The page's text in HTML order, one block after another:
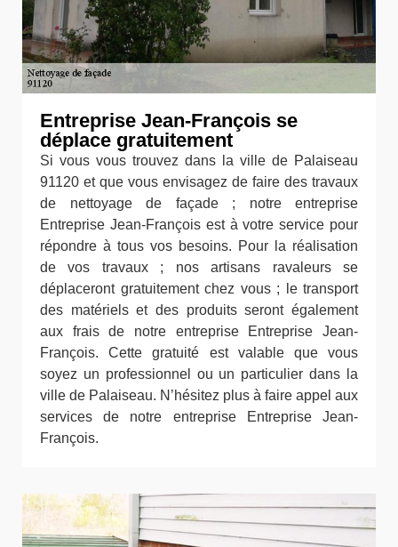
Entreprise Jean-François se
déplace gratuitement
Si vous vous trouvez dans la ville de Palaiseau
91120 et que vous envisagez de faire des travaux
de nettoyage de façade ; notre entreprise
Entreprise Jean-François est à votre service pour
répondre à tous vos besoins. Pour la réalisation
de vos travaux ; nos artisans ravaleurs se
déplaceront gratuitement chez vous ; le transport
des matériels et des produits seront également
aux frais de notre entreprise Entreprise Jean-
François. Cette gratuité est valable que vous
soyez un professionnel ou un particulier dans la
ville de Palaiseau. N’hésitez plus à faire appel aux
services de notre entreprise Entreprise Jean-
François.